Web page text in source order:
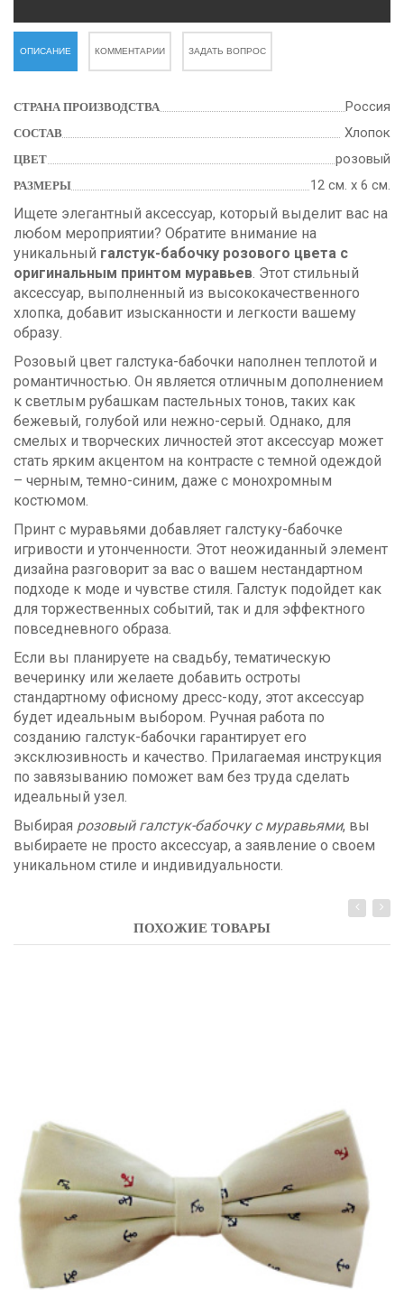
ОПИСАНИЕ КОММЕНТАРИИ ЗАДАТЬ ВОПРОС
СТРАНА ПРОИЗВОДСТВА Россия
СОСТАВ Хлопок
ЦВЕТ розовый
РАЗМЕРЫ 12 см. х 6 см.
Ищете элегантный аксессуар, который выделит вас на
любом мероприятии? Обратите внимание на
уникальный галстук-бабочку розового цвета с
оригинальным принтом муравьев. Этот стильный
аксессуар, выполненный из высококачественного
хлопка, добавит изысканности и легкости вашему
образу.
Розовый цвет галстука-бабочки наполнен теплотой и
романтичностью. Он является отличным дополнением
к светлым рубашкам пастельных тонов, таких как
бежевый, голубой или нежно-серый. Однако, для
смелых и творческих личностей этот аксессуар может
стать ярким акцентом на контрасте с темной одеждой
– черным, темно-синим, даже с монохромным
костюмом.
Принт с муравьями добавляет галстуку-бабочке
игривости и утонченности. Этот неожиданный элемент
дизайна разговорит за вас о вашем нестандартном
подходе к моде и чувстве стиля. Галстук подойдет как
для торжественных событий, так и для эффектного
повседневного образа.
Если вы планируете на свадьбу, тематическую
вечеринку или желаете добавить остроты
стандартному офисному дресс-коду, этот аксессуар
будет идеальным выбором. Ручная работа по
созданию галстук-бабочки гарантирует его
эксклюзивность и качество. Прилагаемая инструкция
по завязыванию поможет вам без труда сделать
идеальный узел.
Выбирая розовый галстук-бабочку с муравьями, вы
выбираете не просто аксессуар, а заявление о своем
уникальном стиле и индивидуальности.
ПОХОЖИЕ ТОВАРЫ